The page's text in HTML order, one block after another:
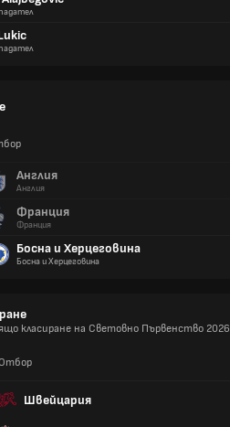
Англия
Англия
Франция
Франция
Босна и Херцеговина
Босна и Херцеговина
класиране на Световно Първенство 2026
Отбор
Швейцария